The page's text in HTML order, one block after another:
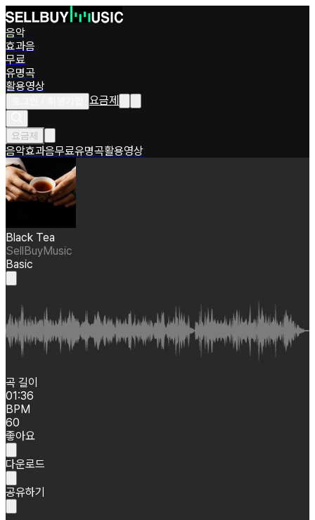
음악
효과음
무료
유명곡
활용영상
요금제
요금제
음악효과음무료유명곡활용영상
Black Tea
SellBuyMusic
Basic
곡 길이
01:36
BPM
60
좋아요
다운로드
공유하기